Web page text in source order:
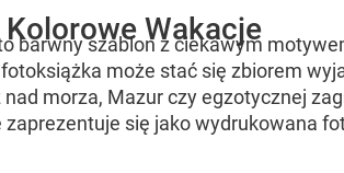
Wakacje
barwny szablon z ciekawym
może stać się zbiorem
nad morza, Mazur czy egzotycznej
się jako wydrukowana